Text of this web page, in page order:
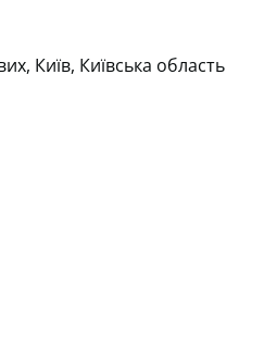
Київ, Київська область